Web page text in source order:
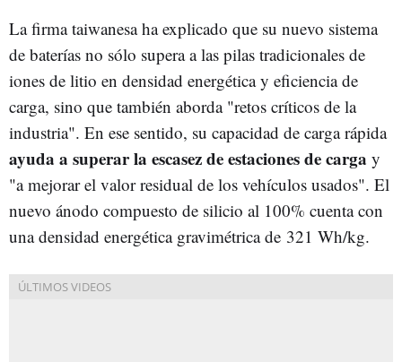
La firma taiwanesa ha explicado que su nuevo sistema
de baterías no sólo supera a las pilas tradicionales de
iones de litio en densidad energética y eficiencia de
carga, sino que también aborda "retos críticos de la
industria". En ese sentido, su capacidad de carga rápida
ayuda a superar la escasez de estaciones de carga y
"a mejorar el valor residual de los vehículos usados". El
nuevo ánodo compuesto de silicio al 100% cuenta con
una densidad energética gravimétrica de 321 Wh/kg.